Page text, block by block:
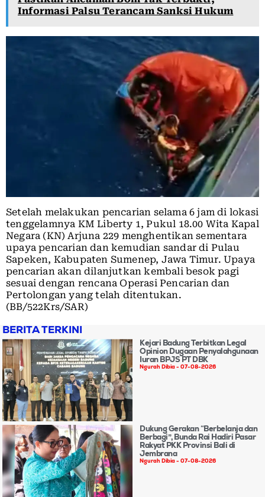
Informasi Palsu Terancam Sanksi Hukum
Setelah melakukan pencarian selama 6 jam di lokasi
tenggelamnya KM Liberty 1, Pukul 18.00 Wita Kapal
Negara (KN) Arjuna 229 menghentikan sementara
upaya pencarian dan kemudian sandar di Pulau
Sapeken, Kabupaten Sumenep, Jawa Timur. Upaya
pencarian akan dilanjutkan kembali besok pagi
sesuai dengan rencana Operasi Pencarian dan
Pertolongan yang telah ditentukan.
(BB/522Krs/SAR)
BERITA TERKINI
Kejari Badung Terbitkan Legal
Opinion Dugaan Penyalahgunaan
Iuran BPJS PT DBK
Ngurah Dibia 07-08-2026
Dukung Gerakan “Berbelanja dan
Berbagi”, Bunda Rai Hadiri Pasar
Rakyat PKK Provinsi Bali di
Jembrana
Ngurah Dibia 07-08-2026